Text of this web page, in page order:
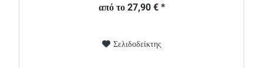
από το 27,90 € *
Σελιδοδείκτης